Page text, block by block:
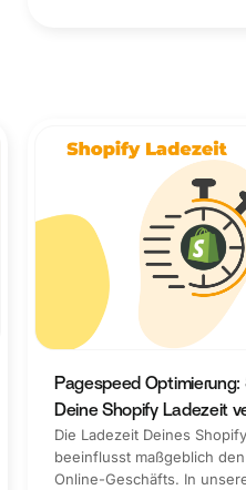
Pagespeed
Deine Shopify Ladezeit
Die Ladezeit Deines
beeinflusst maßgeblich
Online-Geschäfts. In